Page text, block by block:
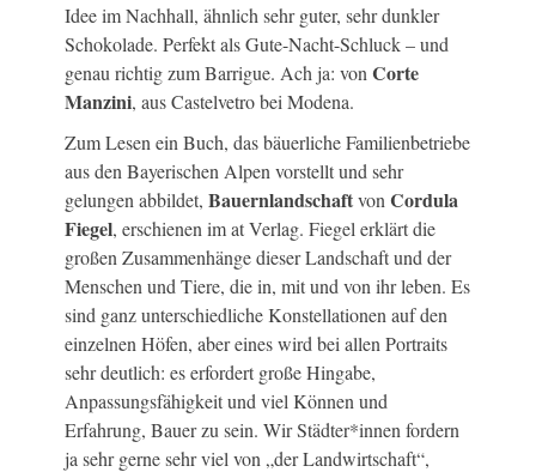
Idee im Nachhall, ähnlich sehr guter, sehr dunkler
Schokolade. Perfekt als Gute-Nacht-Schluck – und
genau richtig zum Barrigue. Ach ja: von Corte
Manzini, aus Castelvetro bei Modena.
Zum Lesen ein Buch, das bäuerliche Familienbetriebe
aus den Bayerischen Alpen vorstellt und sehr
gelungen abbildet, Bauernlandschaftvon Cordula
Fiegel, erschienen im at Verlag. Fiegel erklärt die
großen Zusammenhänge dieser Landschaft und der
Menschen und Tiere, die in, mit und von ihr leben. Es
sind ganz unterschiedliche Konstellationen auf den
einzelnen Höfen, aber eines wird bei allen Portraits
sehr deutlich: es erfordert große Hingabe,
Anpassungsfähigkeit und viel Können und
Erfahrung, Bauer zu sein. Wir Städter*innen fordern
ja sehr gerne sehr viel von „der Landwirtschaft“,